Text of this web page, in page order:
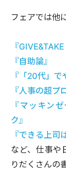
フェアでは他
『
『自助論』
『「20代」で
『人事の超プ
『マッキン
ク』
『できる上司
など、仕事や
りだくさんの